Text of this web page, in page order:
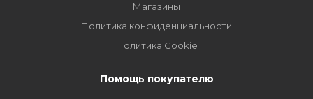
Магазины
Политика конфиденциальности
Политика Cookie
Помощь покупателю